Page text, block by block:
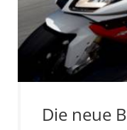
Die neue